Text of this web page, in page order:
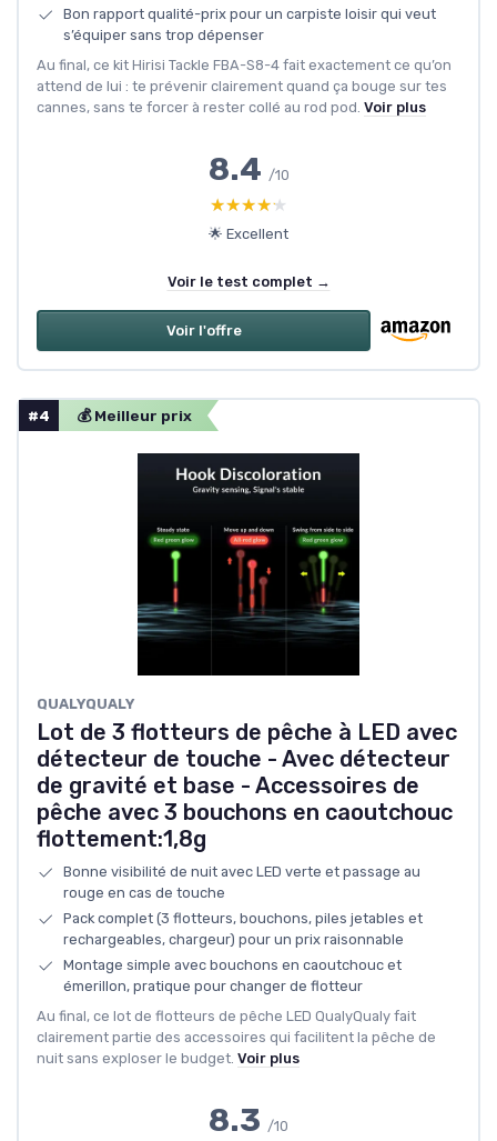
Bon rapport qualité-prix pour un carpiste loisir qui veut
s’équiper sans trop dépenser
Au final, ce kit Hirisi Tackle FBA-S8-4 fait exactement ce qu’on
attend de lui : te prévenir clairement quand ça bouge sur tes
cannes, sans te forcer à rester collé au rod pod. Voir plus
8.4 /10
★★★★★
★★★★★
🌟 Excellent
Voir le test complet →
Voir l'offre
#4 💰 Meilleur prix
‎QUALYQUALY
Lot de 3 flotteurs de pêche à LED avec
détecteur de touche - Avec détecteur
de gravité et base - Accessoires de
pêche avec 3 bouchons en caoutchouc
flottement:1,8g
Bonne visibilité de nuit avec LED verte et passage au
rouge en cas de touche
Pack complet (3 flotteurs, bouchons, piles jetables et
rechargeables, chargeur) pour un prix raisonnable
Montage simple avec bouchons en caoutchouc et
émerillon, pratique pour changer de flotteur
Au final, ce lot de flotteurs de pêche LED QualyQualy fait
clairement partie des accessoires qui facilitent la pêche de
nuit sans exploser le budget. Voir plus
8.3 /10